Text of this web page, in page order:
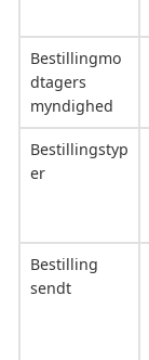
Bestillingmo
dtagers
myndighed
Bestillingstyp
er
Bestilling
sendt